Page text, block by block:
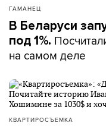
ГАМАНЕЦ
В Беларуси
под 1%.
на самом деле
КВАРТИРОСЪЕМКА